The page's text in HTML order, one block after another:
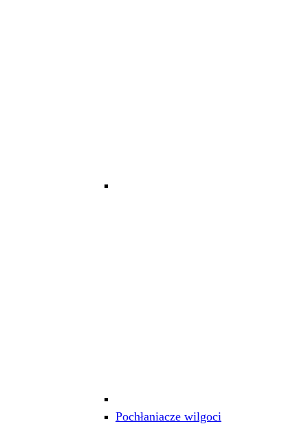
Pochłaniacze wilgoci